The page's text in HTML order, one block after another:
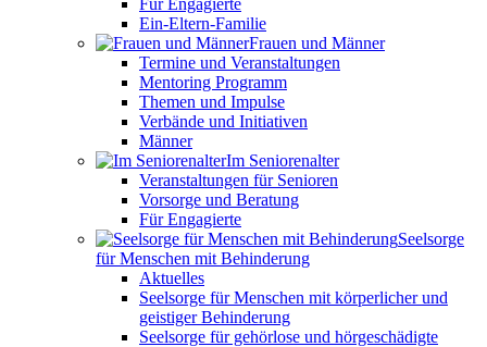
Für Engagierte
Ein-Eltern-Familie
Frauen und Männer
Termine und Veranstaltungen
Mentoring Programm
Themen und Impulse
Verbände und Initiativen
Männer
Im Seniorenalter
Veranstaltungen für Senioren
Vorsorge und Beratung
Für Engagierte
Seelsorge
für Menschen mit Behinderung
Aktuelles
Seelsorge für Menschen mit körperlicher und
geistiger Behinderung
Seelsorge für gehörlose und hörgeschädigte